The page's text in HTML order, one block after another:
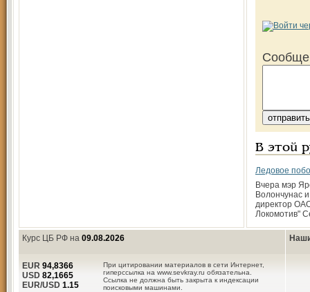
В этой
Ледовое
Вчера мэр
Волончунас
директор
Локомотив"
Курс ЦБ РФ на 09.08.2026
При цитировании материалов в сети Интернет,
гиперссылка на www.sevkray.ru обязательна.
Ссылка не должна быть закрыта к индексации
поисковыми машинами.
EUR 94,8366
USD 82,1665
EUR/USD 1.15